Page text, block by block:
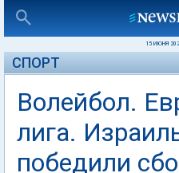
15 ИЮНЯ
СПОРТ
Волейбол.
лига.
победили